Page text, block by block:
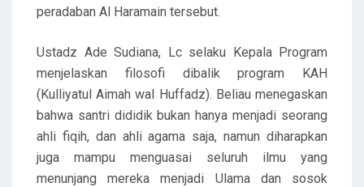
peradaban Al Haramain tersebut.
Ustadz Ade Sudiana, Lc selaku Kepala Program
menjelaskan filosofi dibalik program KAH
(Kulliyatul Aimah wal Huffadz). Beliau menegaskan
bahwa santri dididik bukan hanya menjadi seorang
ahli fiqih, dan ahli agama saja, namun diharapkan
juga mampu menguasai seluruh ilmu yang
menunjang mereka menjadi Ulama dan sosok